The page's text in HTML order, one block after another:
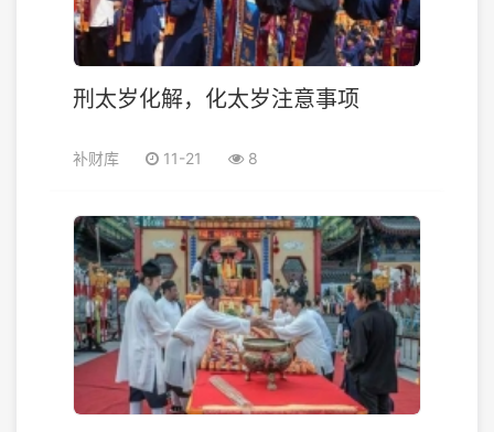
刑太岁化解，化太岁注意事项
补财库 11-21 8